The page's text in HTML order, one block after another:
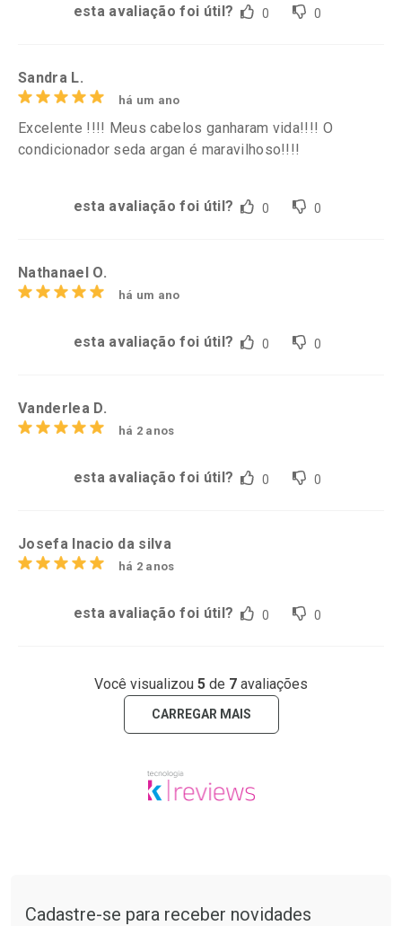
esta avaliação foi útil? 0 0
Sandra L.
há um ano
Excelente !!!! Meus cabelos ganharam vida!!!! O
condicionador seda argan é maravilhoso!!!!
esta avaliação foi útil? 0 0
Nathanael O.
há um ano
esta avaliação foi útil? 0 0
Vanderlea D.
há 2 anos
esta avaliação foi útil? 0 0
Josefa Inacio da silva
há 2 anos
esta avaliação foi útil? 0 0
Você visualizou 5 de 7 avaliações
CARREGAR MAIS
Cadastre-se para receber novidades